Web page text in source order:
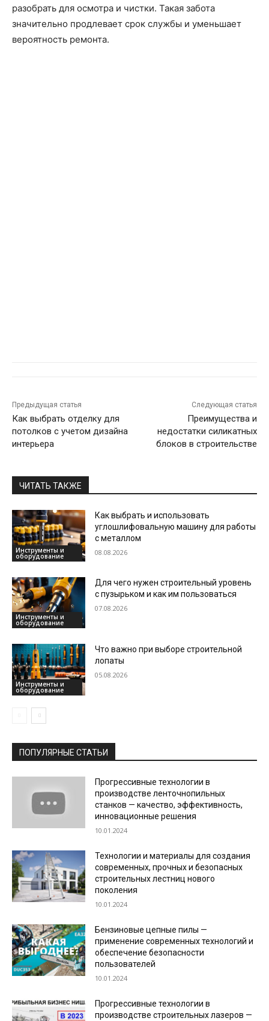
разобрать для осмотра и чистки. Такая забота
значительно продлевает срок службы и уменьшает
вероятность ремонта.
Предыдущая статья
Как выбрать отделку для
потолков с учетом дизайна
интерьера
Следующая статья
Преимущества и
недостатки силикатных
блоков в строительстве
ЧИТАТЬ ТАКЖЕ
Инструменты и
оборудование
Как выбрать и использовать
углошлифовальную машину для работы
с металлом
08.08.2026
Инструменты и
оборудование
Для чего нужен строительный уровень
с пузырьком и как им пользоваться
07.08.2026
Инструменты и
оборудование
Что важно при выборе строительной
лопаты
05.08.2026
ПОПУЛЯРНЫЕ СТАТЬИ
Прогрессивные технологии в
производстве ленточнопильных
станков — качество, эффективность,
инновационные решения
10.01.2024
Технологии и материалы для создания
современных, прочных и безопасных
строительных лестниц нового
поколения
10.01.2024
Бензиновые цепные пилы —
применение современных технологий и
обеспечение безопасности
пользователей
10.01.2024
Прогрессивные технологии в
производстве строительных лазеров —